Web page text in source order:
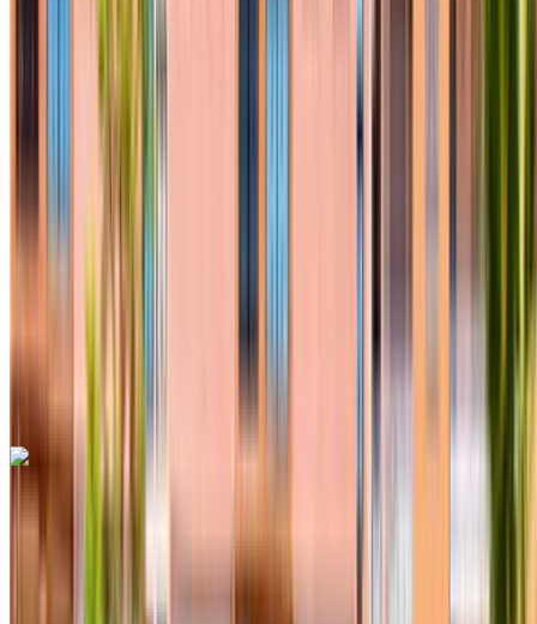
Crossover
Fes Uluslararası
Havalimanı, Fes
Fes Uluslararası Havalimanı,
Hyundai Tucson 2024